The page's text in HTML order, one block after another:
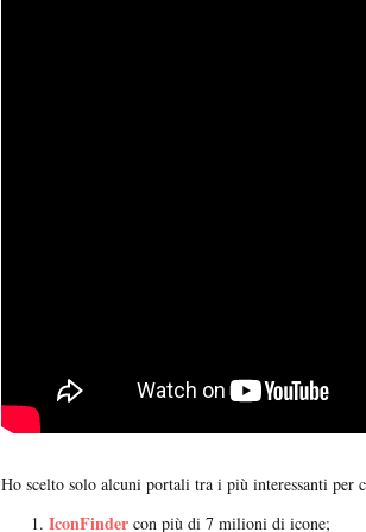
Ho scelto solo alcuni portali tra i più interessanti per
IconFinder con più di 7 milioni di icone;